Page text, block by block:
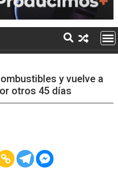
y vuelve a
otros 45 días